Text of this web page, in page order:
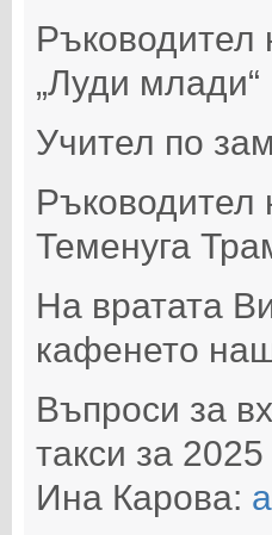
Ръководител
„Луди млади“
Учител по
Ръководител
Теменуга
На вратата
кафенето
Въпроси за
такси за
Ина Карова: